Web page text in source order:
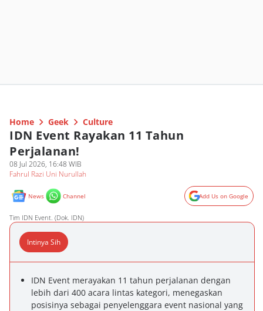
Home Geek Culture
IDN Event Rayakan 11 Tahun
Perjalanan!
08 Jul 2026, 16:48 WIB
Fahrul Razi Uni Nurullah
News Channel Add Us on Google
Tim IDN Event. (Dok. IDN)
Intinya Sih
IDN Event merayakan 11 tahun perjalanan dengan
lebih dari 400 acara lintas kategori, menegaskan
posisinya sebagai penyelenggara event nasional yang